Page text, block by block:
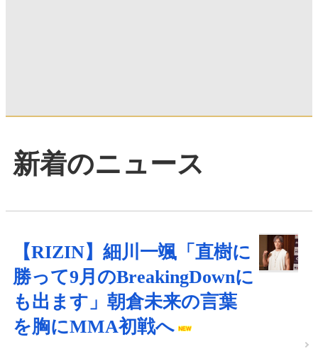
新着のニュース
【RIZIN】細川一颯「直樹に
勝って9月のBreakingDownに
も出ます」朝倉未来の言葉
を胸にMMA初戦へ